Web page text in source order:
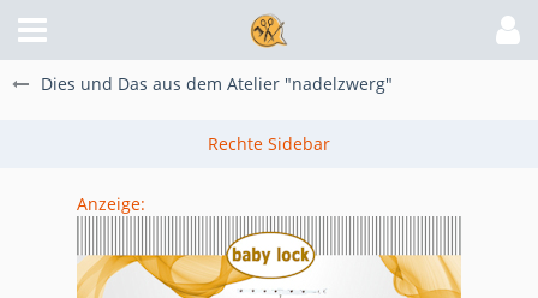
Dies und Das aus dem Atelier "nadelzwerg"
Anzeige: